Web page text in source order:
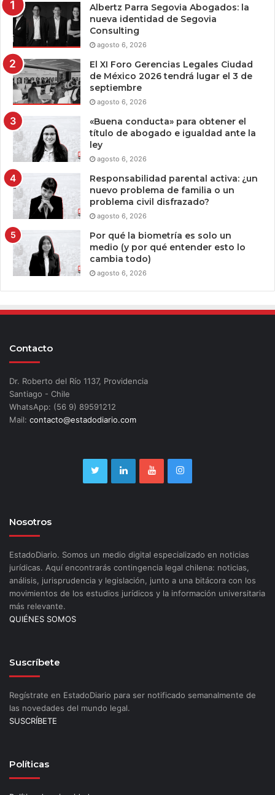
Albertz Parra Segovia Abogados: la
nueva identidad de Segovia
Consulting
agosto 6, 2026
El XI Foro Gerencias Legales Ciudad
de México 2026 tendrá lugar el 3 de
septiembre
agosto 6, 2026
«Buena conducta» para obtener el
título de abogado e igualdad ante la
ley
agosto 6, 2026
Responsabilidad parental activa: ¿un
nuevo problema de familia o un
problema civil disfrazado?
agosto 6, 2026
Por qué la biometría es solo un
medio (y por qué entender esto lo
cambia todo)
agosto 6, 2026
Contacto
Dr. Roberto del Río 1137, Providencia
Santiago - Chile
WhatsApp: (56 9) 89591212
Mail: contacto@estadodiario.com
Nosotros
EstadoDiario. Somos un medio digital especializado en noticias
jurídicas. Aquí encontrarás contingencia legal chilena: noticias,
análisis, jurisprudencia y legislación, junto a una bitácora con los
movimientos de los estudios jurídicos y la información universitaria
más relevante.
QUIÉNES SOMOS
Suscríbete
Regístrate en EstadoDiario para ser notificado semanalmente de
las novedades del mundo legal.
SUSCRÍBETE
Políticas